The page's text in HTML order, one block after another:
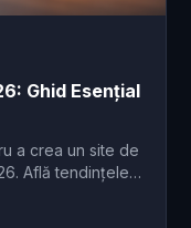
Ghid Esențial
a crea un site de
Află tendințele,